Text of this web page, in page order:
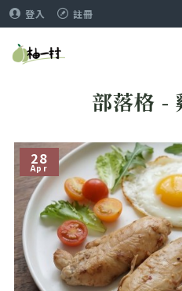
登入 註冊
部落格 -
28
Apr